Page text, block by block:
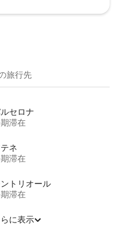
旅行先
セロナ
滞在
ネ
滞在
トリオール
滞在
に表示